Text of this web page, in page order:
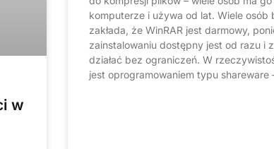
w
komputerze i używa od lat. Wiele osób
zakłada, że WinRAR jest darmowy,
zainstalowaniu dostępny jest od razu i
działać bez ograniczeń. W
jest oprogramowaniem typu shareware